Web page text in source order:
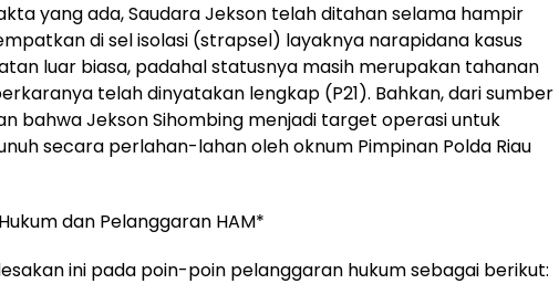
yang ada, Saudara Jekson telah ditahan selama hampir
di sel isolasi (strapsel) layaknya narapidana kasus
luar biasa, padahal statusnya masih merupakan tahanan
telah dinyatakan lengkap (P21). Bahkan, dari sumber
bahwa Jekson Sihombing menjadi target operasi untuk
secara perlahan-lahan oleh oknum Pimpinan Polda Riau
dan Pelanggaran HAM*
ini pada poin-poin pelanggaran hukum sebagai berikut: